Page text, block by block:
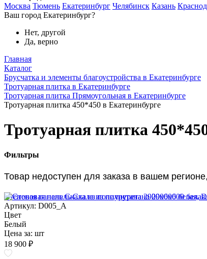
Москва Тюмень Екатеринбург Челябинск Казань
Ваш город Екатеринбург?
Нет, другой
Да, верно
Главная
Каталог
Брусчатка и элементы благоустройства в Екатеринбурге
Тротуарная плитка в Екатеринбурге
Тротуарная плитка Прямоугольная в Екатеринбурге
Тротуарная плитка 450*450 в Екатеринбурге
Тротуарная плитка
Фильтры
Товар недоступен для заказа в вашем
Стеновая панель Скала из полиуретана 2900х600 белая,
Артикул: D005_A
Цвет
Белый
Цена за: шт
18 900 ₽